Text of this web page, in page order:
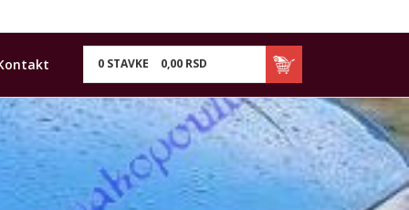
0 STAVKE 0,00 RSD